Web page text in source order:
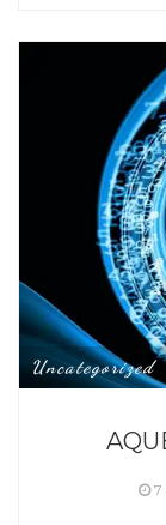
Uncategorized
7